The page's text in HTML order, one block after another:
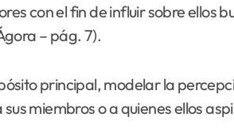
con el fin de influir sobre ellos
– pág. 7).
principal, modelar la
miembros o a quienes ellos